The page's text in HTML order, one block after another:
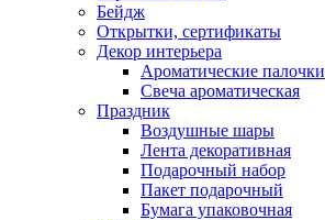
Бейдж
Открытки, сертификаты
Декор интерьера
Ароматические палочки
Свеча ароматическая
Праздник
Воздушные шары
Лента декоративная
Подарочный набор
Пакет подарочный
Бумага упаковочная